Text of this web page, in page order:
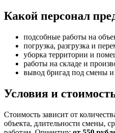
Какой персонал
подсобные работы на
погрузка, разгрузка и
уборка территории и
работы на складе и
вывод бригад под смены
Условия и
Стоимость зависит от
объекта, длительности смены,